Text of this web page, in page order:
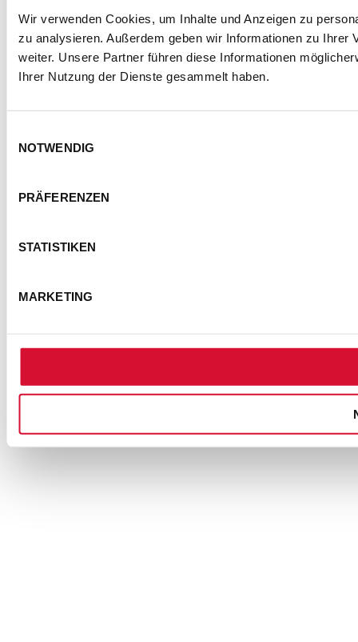
Wir verwenden Cookies, um Inhalte und Anzeigen zu
zu analysieren. Außerdem geben wir Informationen zu Ihrer
weiter. Unsere Partner führen diese Informationen
Ihrer Nutzung der Dienste gesammelt haben.
NOTWENDIG
PRÄFERENZEN
STATISTIKEN
MARKETING